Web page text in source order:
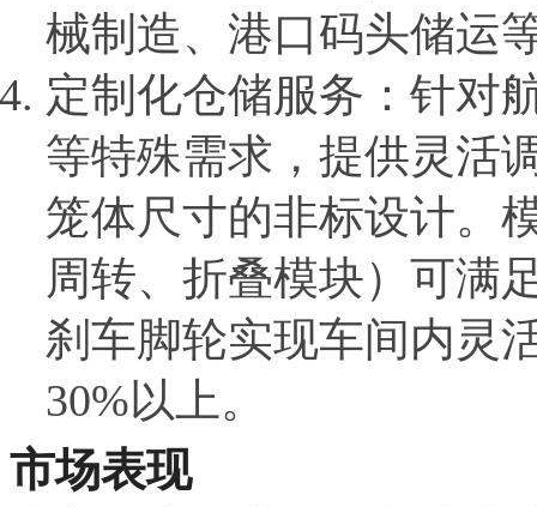
械制造、港口码头储运
定制化仓储服务：针对
等特殊需求，提供灵活
笼体尺寸的非标设计。
周转、折叠模块）可满
刹车脚轮实现车间内灵
30%以上。
市场表现